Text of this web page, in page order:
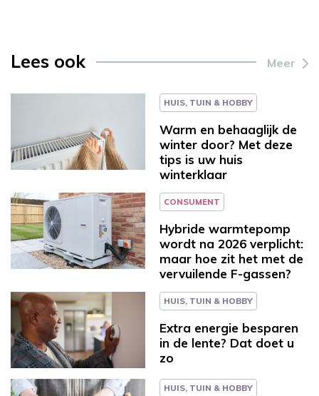
Lees ook Meer
HUIS, TUIN & HOBBY
Warm en behaaglijk de
winter door? Met deze
tips is uw huis
winterklaar
CONSUMENT
Hybride warmtepomp
wordt na 2026 verplicht:
maar hoe zit het met de
vervuilende F-gassen?
HUIS, TUIN & HOBBY
Extra energie besparen
in de lente? Dat doet u
zo
HUIS, TUIN & HOBBY